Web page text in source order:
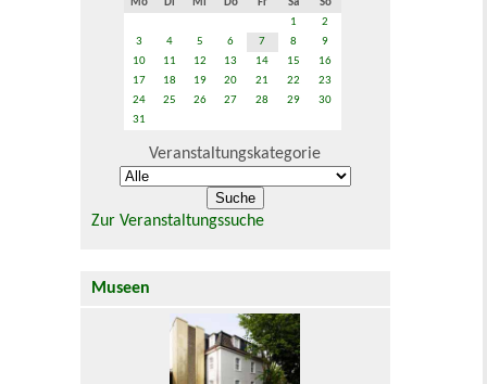
Mo
Di Mi Do Fr Sa
So
1
2
3
4 5 6 7 8
9
10
11 12 13 14 15
16
17
18 19 20 21 22
23
24
25 26 27 28 29
30
31
Veranstaltungskategorie
Zur Veranstaltungssuche
Museen